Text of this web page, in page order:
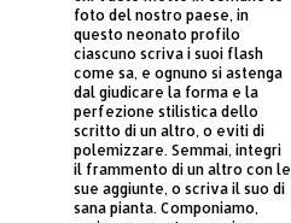
foto del nostro paese, in
questo neonato profilo
ciascuno scriva i suoi flash
come sa, e ognuno si astenga
dal giudicare la forma e la
perfezione stilistica dello
scritto di un altro, o eviti di
polemizzare. Semmai, integri
il frammento di un altro con le
sue aggiunte, o scriva il suo di
sana pianta. Componiamo,